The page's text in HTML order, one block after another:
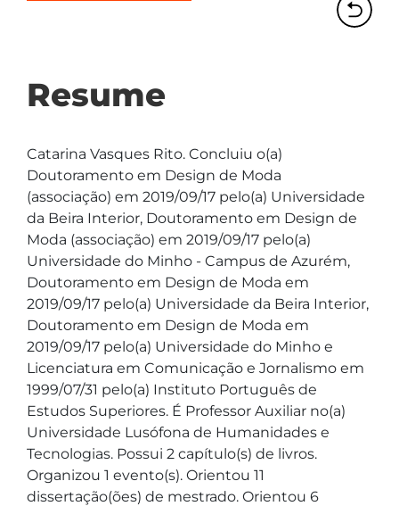
Resume
Catarina Vasques Rito. Concluiu o(a)
Doutoramento em Design de Moda
(associação) em 2019/09/17 pelo(a) Universidade
da Beira Interior, Doutoramento em Design de
Moda (associação) em 2019/09/17 pelo(a)
Universidade do Minho - Campus de Azurém,
Doutoramento em Design de Moda em
2019/09/17 pelo(a) Universidade da Beira Interior,
Doutoramento em Design de Moda em
2019/09/17 pelo(a) Universidade do Minho e
Licenciatura em Comunicação e Jornalismo em
1999/07/31 pelo(a) Instituto Português de
Estudos Superiores. É Professor Auxiliar no(a)
Universidade Lusófona de Humanidades e
Tecnologias. Possui 2 capítulo(s) de livros.
Organizou 1 evento(s). Orientou 11
dissertação(ões) de mestrado. Orientou 6